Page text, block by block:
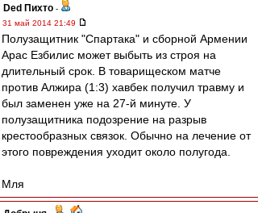
Ded Пихто -
31 май 2014 21:49
Полузащитник "Спартака" и сборной Армении
Арас Езбилис может выбыть из строя на
длительный срок. В товарищеском матче
против Алжира (1:3) хавбек получил травму и
был заменен уже на 27-й минуте. У
полузащитника подозрение на разрыв
крестообразных связок. Обычно на лечение от
этого повреждения уходит около полугода.
Мля